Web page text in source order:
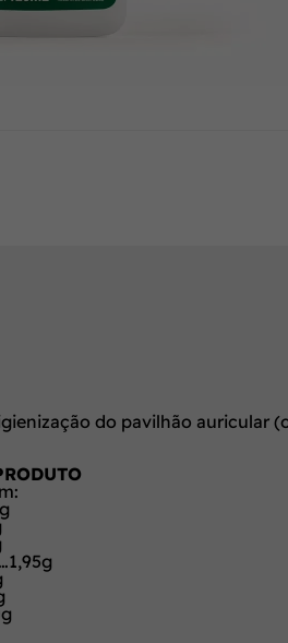
do pavilhão auricular